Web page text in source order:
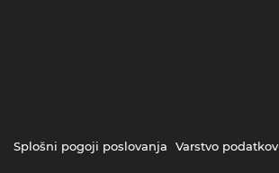
Splošni pogoji poslovanja Varstvo podatkov